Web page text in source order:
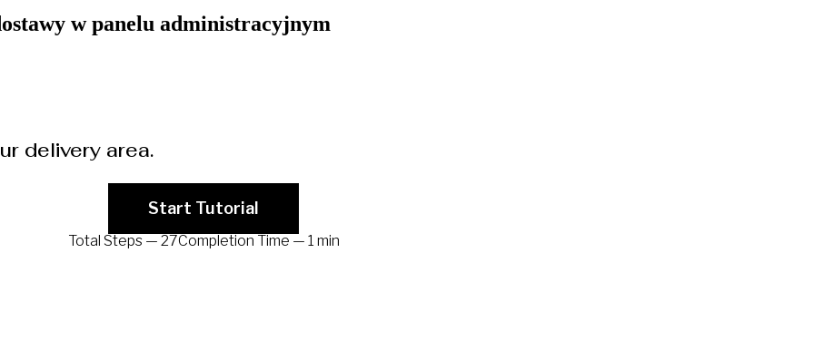
w panelu administracyjnym